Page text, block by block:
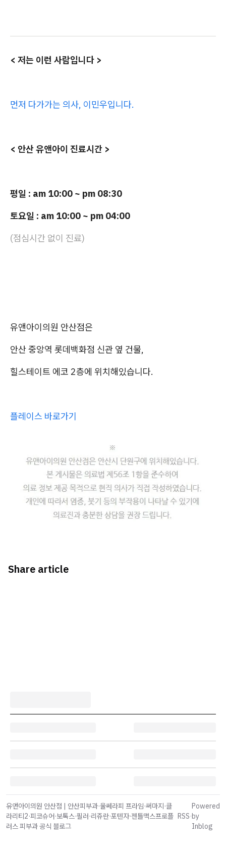
< 저는 이런 사람입니다 >
먼저 다가가는 의사, 이민우입니다.
< 안산 유앤아이 진료시간 >
평일 : am 10:00 ~ pm 08:30
토요일 : am 10:00 ~ pm 04:00
(점심시간 없이 진료)
유앤아이의원 안산점은
안산 중앙역 롯데백화점 신관 옆 건물,
힐스테이트 에코 2층에 위치해있습니다.
플레이스 바로가기
Share article
유앤아이의원 안산점 | 안산피부과·울쎄라피 프라임·써마지·클
라리티2·피코슈어·보톡스·필러·리쥬란·포텐자·젠틀맥스프로플
러스 피부과 공식 블로그
RSS·
Powered
by
Inblog